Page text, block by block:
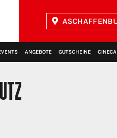
ANGEBOTE GUTSCHEINE